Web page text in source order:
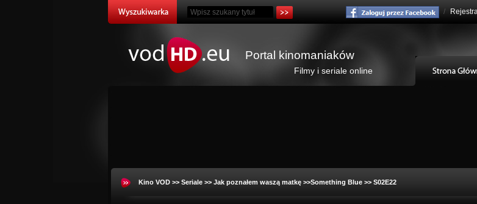
/
Portal kinomaniaków
Filmy i seriale online
Kino VOD >> Seriale >> Jak poznałem waszą matkę >>Something Blue >> S02E22